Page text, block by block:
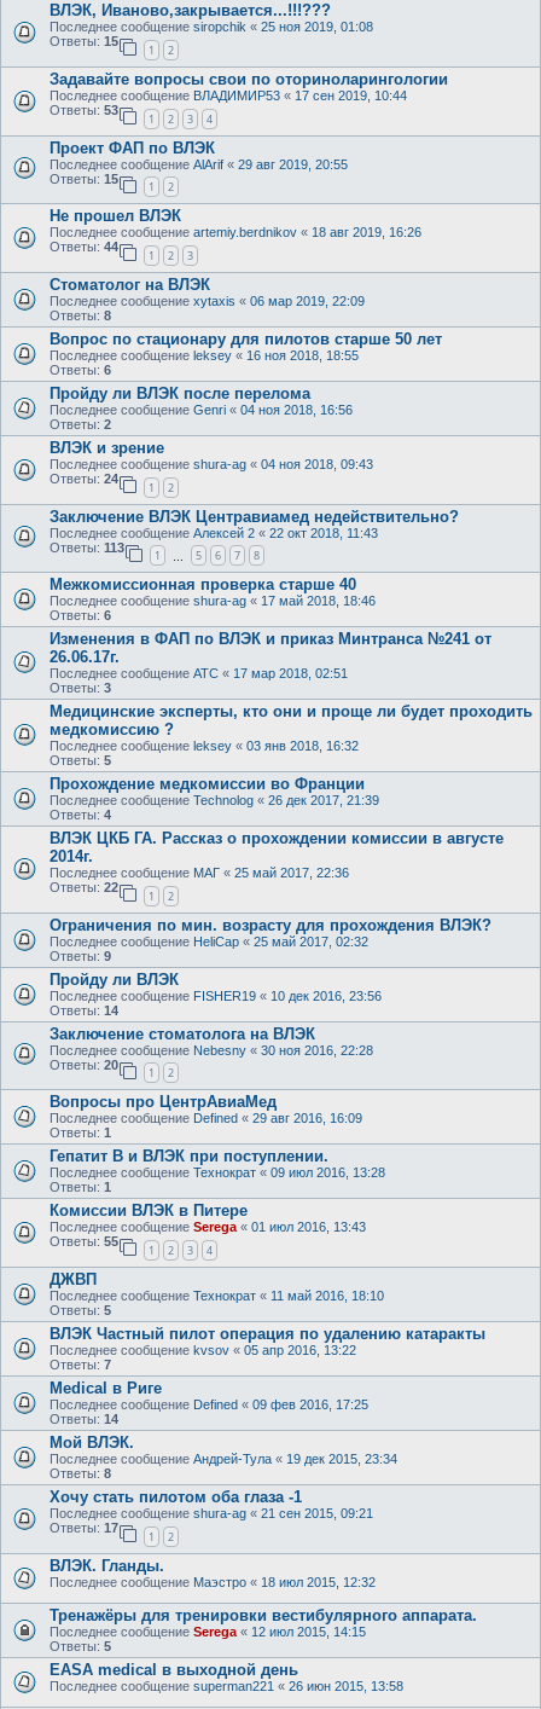
ВЛЭК, Иваново,закрывается...!!!???
Последнее сообщение siropchik « 25 ноя 2019, 01:08
Ответы: 15
1 2
Задавайте вопросы свои по оториноларингологии
Последнее сообщение ВЛАДИМИР53 « 17 сен 2019, 10:44
Ответы: 53
1 2 3 4
Проект ФАП по ВЛЭК
Последнее сообщение AlArif « 29 авг 2019, 20:55
Ответы: 15
1 2
Не прошел ВЛЭК
Последнее сообщение artemiy.berdnikov « 18 авг 2019, 16:26
Ответы: 44
1 2 3
Стоматолог на ВЛЭК
Последнее сообщение xytaxis « 06 мар 2019, 22:09
Ответы: 8
Вопрос по стационару для пилотов старше 50 лет
Последнее сообщение leksey « 16 ноя 2018, 18:55
Ответы: 6
Пройду ли ВЛЭК после перелома
Последнее сообщение Genri « 04 ноя 2018, 16:56
Ответы: 2
ВЛЭК и зрение
Последнее сообщение shura-ag « 04 ноя 2018, 09:43
Ответы: 24
1 2
Заключение ВЛЭК Центравиамед недействительно?
Последнее сообщение Алексей 2 « 22 окт 2018, 11:43
Ответы: 113
1 5 6 7 8
Межкомиссионная проверка старше 40
Последнее сообщение shura-ag « 17 май 2018, 18:46
Ответы: 6
Изменения в ФАП по ВЛЭК и приказ Минтранса №241 от
26.06.17г.
Последнее сообщение ATC « 17 мар 2018, 02:51
Ответы: 3
Медицинские эксперты, кто они и проще ли будет проходить
медкомиссию ?
Последнее сообщение leksey « 03 янв 2018, 16:32
Ответы: 5
Прохождение медкомиссии во Франции
Последнее сообщение Technolog « 26 дек 2017, 21:39
Ответы: 4
ВЛЭК ЦКБ ГА. Рассказ о прохождении комиссии в августе
2014г.
Последнее сообщение МАГ « 25 май 2017, 22:36
Ответы: 22
1 2
Ограничения по мин. возрасту для прохождения ВЛЭК?
Последнее сообщение HeliCap « 25 май 2017, 02:32
Ответы: 9
Пройду ли ВЛЭК
Последнее сообщение FISHER19 « 10 дек 2016, 23:56
Ответы: 14
Заключение стоматолога на ВЛЭК
Последнее сообщение Nebesny « 30 ноя 2016, 22:28
Ответы: 20
1 2
Вопросы про ЦентрАвиаМед
Последнее сообщение Defined « 29 авг 2016, 16:09
Ответы: 1
Гепатит B и ВЛЭК при поступлении.
Последнее сообщение Технократ « 09 июл 2016, 13:28
Ответы: 1
Комиссии ВЛЭК в Питере
Последнее сообщение Serega« 01 июл 2016, 13:43
Ответы: 55
1 2 3 4
ДЖВП
Последнее сообщение Технократ « 11 май 2016, 18:10
Ответы: 5
ВЛЭК Частный пилот операция по удалению катаракты
Последнее сообщение kvsov « 05 апр 2016, 13:22
Ответы: 7
Medical в Риге
Последнее сообщение Defined « 09 фев 2016, 17:25
Ответы: 14
Мой ВЛЭК.
Последнее сообщение Андрей-Тула « 19 дек 2015, 23:34
Ответы: 8
Хочу стать пилотом оба глаза -1
Последнее сообщение shura-ag « 21 сен 2015, 09:21
Ответы: 17
1 2
ВЛЭК. Гланды.
Последнее сообщение Маэстро « 18 июл 2015, 12:32
Тренажёры для тренировки вестибулярного аппарата.
Последнее сообщение Serega « 12 июл 2015, 14:15
Ответы: 5
EASA medical в выходной день
Последнее сообщение superman221 « 26 июн 2015, 13:58